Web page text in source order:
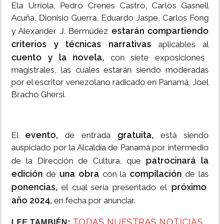
Ela Urriola, Pedro Crenes Castro, Carlos Gasnell
Acuña, Dionisio Guerra, Eduardo Jaspe, Carlos Fong
y Alexander J. Bermúdez estarán compartiendo
criterios y técnicas narrativas aplicables al
cuento y la novela, con siete exposiciones
magistrales, las cuales estarán siendo moderadas
por el escritor venezolano radicado en Panamá, Joel
Bracho Ghersi.
El evento, de entrada gratuita, está siendo
auspiciado por la Alcaldía de Panamá por intermedio
de la Dirección de Cultura, que patrocinará la
edición de una obra con la compilación de las
ponencias, el cual sería presentado el próximo
año 2024, en fecha por anunciar.
TODAS NUESTRAS NOTICIAS